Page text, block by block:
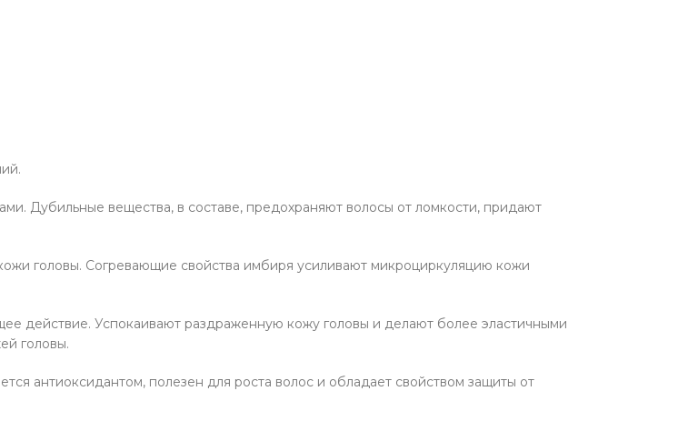
Дубильные вещества, в составе, предохраняют волосы от ломкости, придают
головы. Согревающие свойства имбиря усиливают микроциркуляцию кожи
действие. Успокаивают раздраженную кожу головы и делают более эластичными
головы.
антиоксидантом, полезен для роста волос и обладает свойством защиты от